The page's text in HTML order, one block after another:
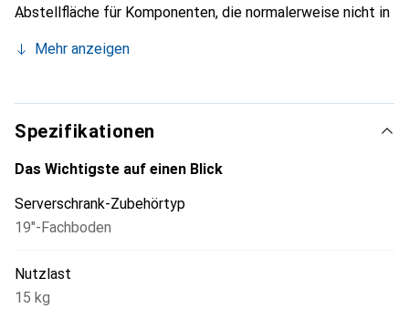
Abstellfläche für Komponenten, die normalerweise nicht in
Mehr anzeigen
Spezifikationen
Das Wichtigste auf einen Blick
Serverschrank-Zubehörtyp
19"-Fachboden
Nutzlast
15 kg